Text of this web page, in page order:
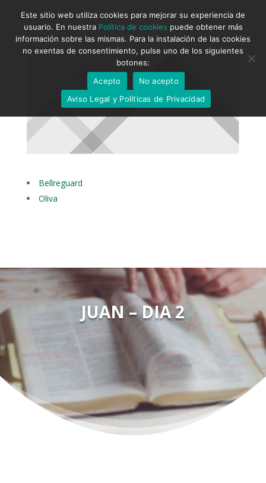
Bellreguard
Oliva
JUAN – DIA 2
Este sitio web utiliza cookies para mejorar su experiencia de
usuario. En nuestra Política de cookies puede obtener más
información sobre las mismas. Para la instalación de las cookies
no exentas de consentimiento, pulse uno de los siguientes
botones:
Acepto
No acepto
Aviso Legal y Políticas de Privacidad